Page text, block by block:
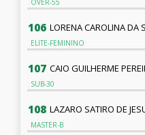
OVER-55
106 LORENA CAROLINA DA
ELITE-FEMININO
107 CAIO GUILHERME
SUB-30
108 LAZARO SATIRO DE
MASTER-B